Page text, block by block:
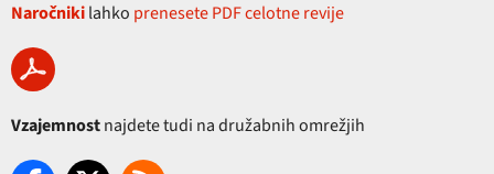
Naročnikilahko prenesete PDF celotne revije
Vzajemnostnajdete tudi na družabnih omrežjih